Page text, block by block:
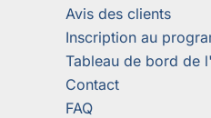
Avis des clients
Inscription au
Tableau de bord de
Contact
FAQ